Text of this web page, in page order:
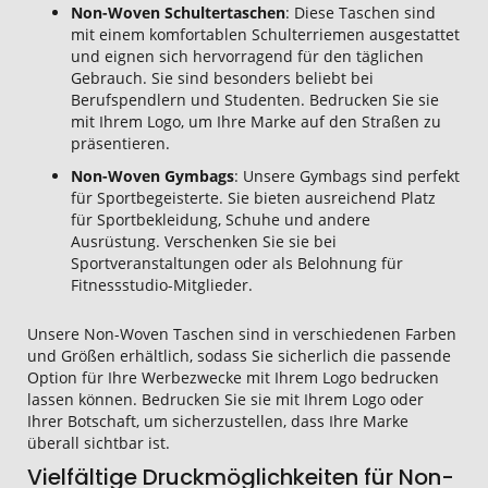
Non-Woven Schultertaschen: Diese Taschen sind
mit einem komfortablen Schulterriemen ausgestattet
und eignen sich hervorragend für den täglichen
Gebrauch. Sie sind besonders beliebt bei
Berufspendlern und Studenten. Bedrucken Sie sie
mit Ihrem Logo, um Ihre Marke auf den Straßen zu
präsentieren.
Non-Woven Gymbags: Unsere Gymbags sind perfekt
für Sportbegeisterte. Sie bieten ausreichend Platz
für Sportbekleidung, Schuhe und andere
Ausrüstung. Verschenken Sie sie bei
Sportveranstaltungen oder als Belohnung für
Fitnessstudio-Mitglieder.
Unsere Non-Woven Taschen sind in verschiedenen Farben
und Größen erhältlich, sodass Sie sicherlich die passende
Option für Ihre Werbezwecke mit Ihrem Logo bedrucken
lassen können. Bedrucken Sie sie mit Ihrem Logo oder
Ihrer Botschaft, um sicherzustellen, dass Ihre Marke
überall sichtbar ist.
Vielfältige Druckmöglichkeiten für Non-